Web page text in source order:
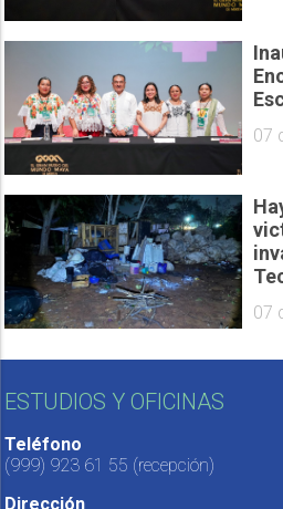
07
07
ESTUDIOS Y OFICINAS
Teléfono
(999) 923 61 55 (recepción)
Dirección